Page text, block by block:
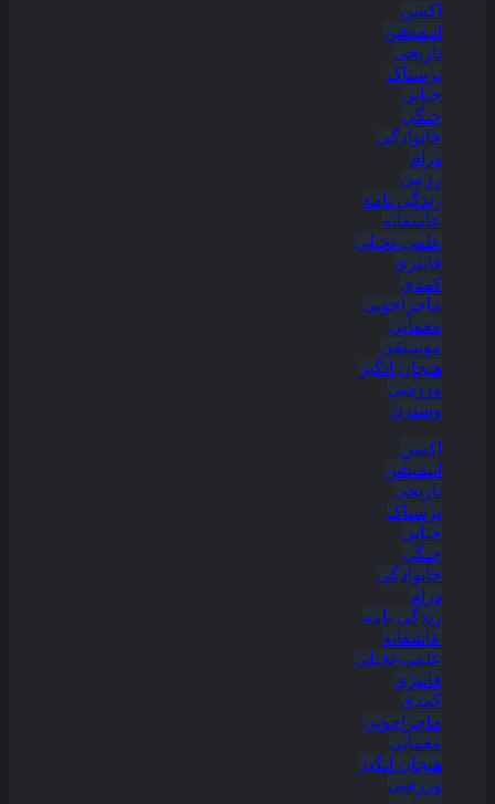
اکشن
انیمیشن
تاریخی
ترسناک
جنایی
جنگی
خانوادگی
درام
رزمی
زندگی نامه
عاشقانه
علمی-تخیلی
فانتزی
کمدی
ماجراجویی
معمایی
موسیقی
هیجان انگیز
ورزشی
وسترن
اکشن
انیمیشن
تاریخی
ترسناک
جنایی
جنگی
خانوادگی
درام
زندگی نامه
عاشقانه
علمی-تخیلی
فانتزی
کمدی
ماجراجویی
معمایی
هیجان انگیز
ورزشی